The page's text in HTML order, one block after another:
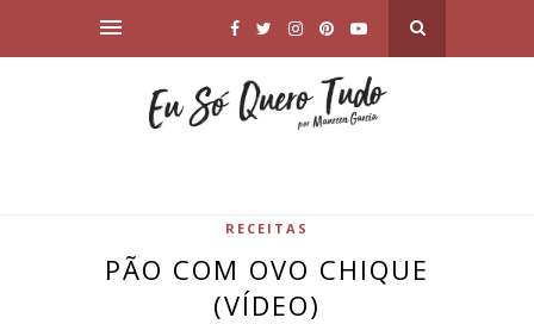
RECEITAS
PÃO COM OVO CHIQUE
(VÍDEO)